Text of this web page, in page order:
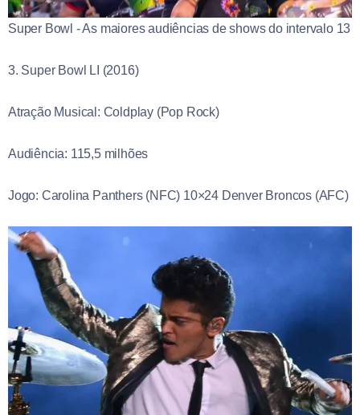
Super Bowl - As maiores audiências de shows do intervalo 13
3. Super Bowl LI (2016)
Atração Musical: Coldplay (Pop Rock)
Audiência: 115,5 milhões
Jogo: Carolina Panthers (NFC) 10×24 Denver Broncos (AFC)